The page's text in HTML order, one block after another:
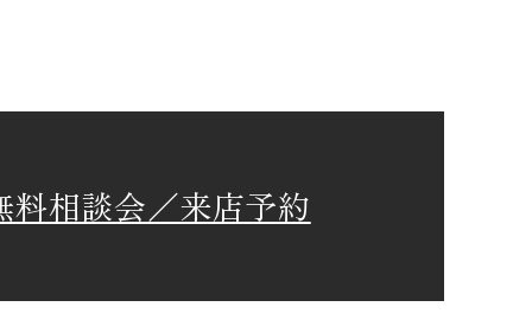
料相談会／来店予約